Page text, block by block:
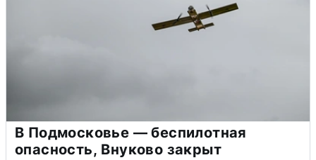
В Подмосковье — беспилотная
опасность, Внуково закрыт